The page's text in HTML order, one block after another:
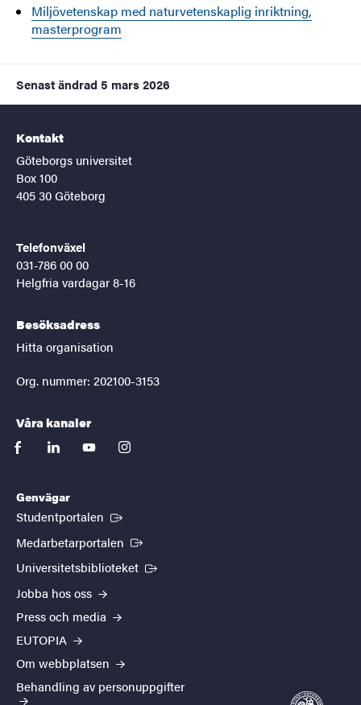
Miljövetenskap med naturvetenskaplig inriktning,
masterprogram
Senast ändrad 5 mars 2026
Kontakt
Göteborgs universitet
Box 100
405 30 Göteborg
Telefonväxel
031-786 00 00
Helgfria vardagar 8-16
Besöksadress
Hitta organisation
Org. nummer: 202100-3153
Våra kanaler
facebooklinkedinyoutubeinstagram
Genvägar
Studentportalen (Extern länk)
Medarbetarportalen (Extern länk)
Universitetsbiblioteket (Extern länk)
Jobba hos oss
Press och media
EUTOPIA
Om webbplatsen
Behandling av personuppgifter